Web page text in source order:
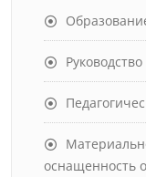
Руководство
оснащенность